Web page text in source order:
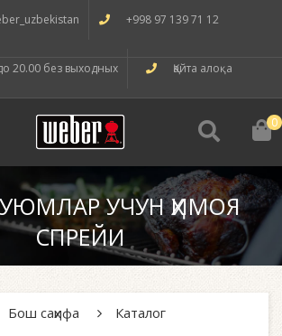
+998 97 139 71 12
20.00 без выходных Қайта алоқа
0
УЧУН ҲИМОЯ
СПРЕЙИ
Бош саҳифа Каталог